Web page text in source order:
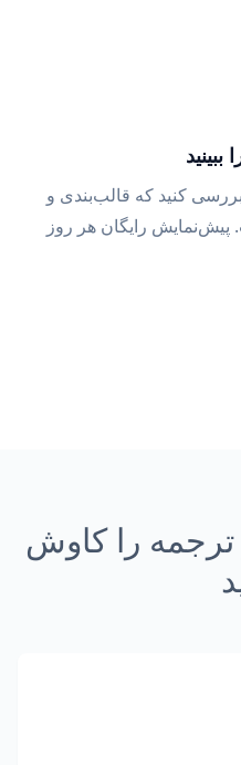
کنید که قالب‌بندی و
رایگان هر روز
را کاوش